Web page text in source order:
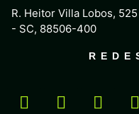
R. Heitor Villa Lobos,
- SC, 88506-400